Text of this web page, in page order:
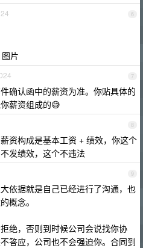
6
片
7
确认函中的薪资为准。你贴具体的
薪资组成的😅
8
资构成是基本工资 + 绩效，你这个
发绩效，这个不违法
9
依据就是自己已经进行了沟通，也
概念。
绝，否则到时候公司会说找你协
答应，公司也不会强迫你。合同到